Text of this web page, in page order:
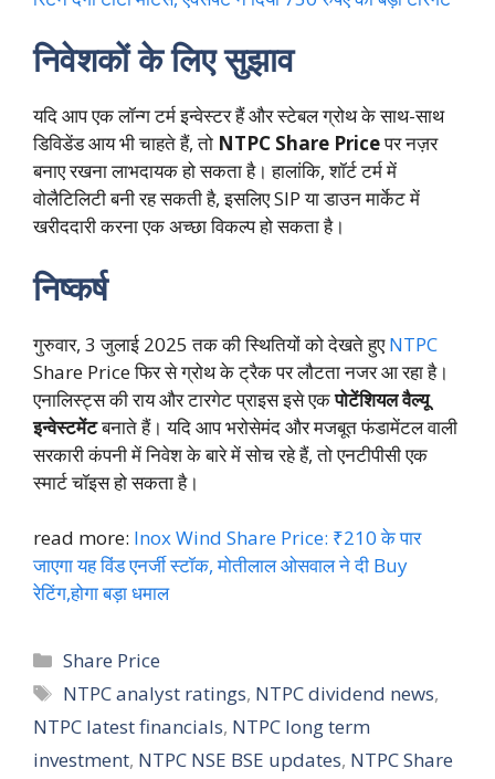
निवेशकों के लिए सुझाव
यदि आप एक लॉन्ग टर्म इन्वेस्टर हैं और स्टेबल ग्रोथ के साथ-साथ
डिविडेंड आय भी चाहते हैं, तो NTPC Share Priceपर नज़र
बनाए रखना लाभदायक हो सकता है। हालांकि, शॉर्ट टर्म में
वोलैटिलिटी बनी रह सकती है, इसलिए SIP या डाउन मार्केट में
खरीददारी करना एक अच्छा विकल्प हो सकता है।
निष्कर्ष
गुरुवार, 3 जुलाई 2025 तक की स्थितियों को देखते हुएNTPC
Share Price फिर से ग्रोथ के ट्रैक पर लौटता नजर आ रहा है।
एनालिस्ट्स की राय और टारगेट प्राइस इसे एकपोटेंशियल वैल्यू
इन्वेस्टमेंटबनाते हैं। यदि आप भरोसेमंद और मजबूत फंडामेंटल वाली
सरकारी कंपनी में निवेश के बारे में सोच रहे हैं, तो एनटीपीसी एक
स्मार्ट चॉइस हो सकता है।
read more: Inox Wind Share Price: ₹210 के पार
जाएगा यह विंड एनर्जी स्टॉक, मोतीलाल ओसवाल ने दी Buy
रेटिंग,होगा बड़ा धमाल
Categories
Share Price
Tags
NTPC analyst ratings, NTPC dividend news,
NTPC latest financials, NTPC long term
investment, NTPC NSE BSE updates, NTPC Share